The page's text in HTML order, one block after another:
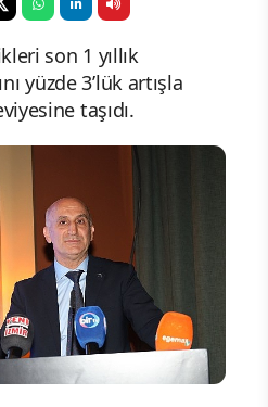
son 1 yıllık
yüzde 3’lük artışla
taşıdı.